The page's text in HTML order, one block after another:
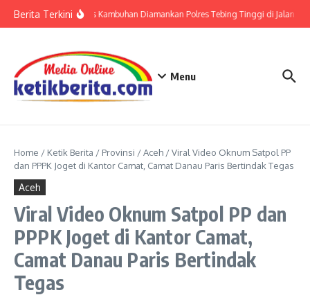
Berita TerkiniResidivis Kambuhan Diamankan Polres Tebing Tinggi di Jalan
Menu
Home / Ketik Berita / Provinsi /Aceh /Viral Video Oknum Satpol PP
dan PPPK Joget di Kantor Camat, Camat Danau Paris Bertindak Tegas
Aceh
Viral Video Oknum Satpol PP dan
PPPK Joget di Kantor Camat,
Camat Danau Paris Bertindak
Tegas